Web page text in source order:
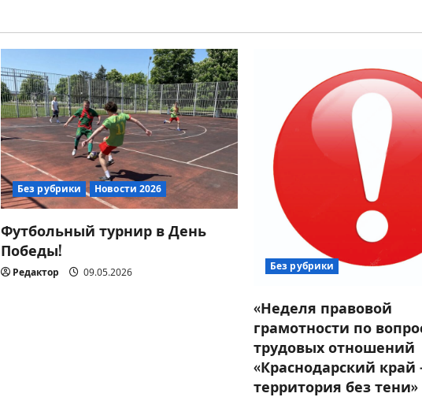
Без рубрики Новости 2026
Футбольный турнир в День
Победы!
Редактор 09.05.2026 Без рубрики
«Неделя правовой
грамотности по
трудовых отношений
«Краснодарский
территория без тени»